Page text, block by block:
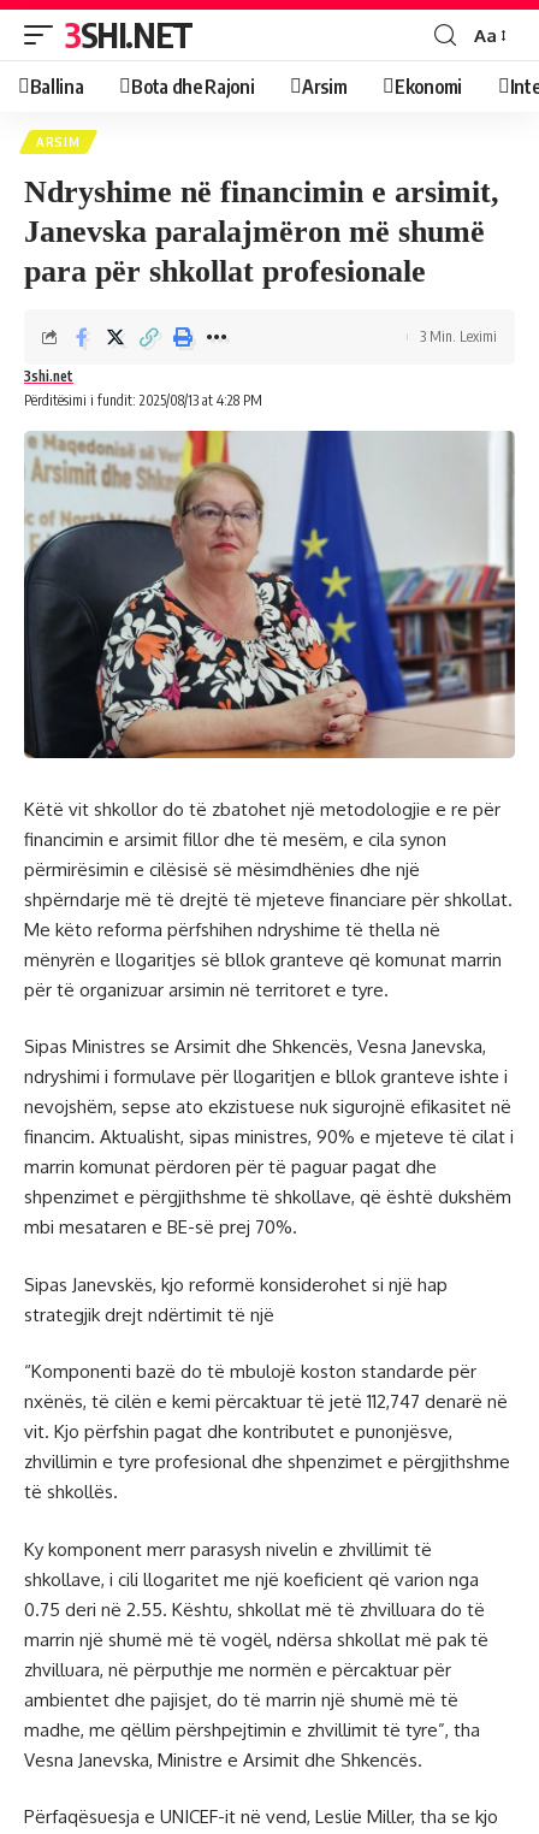
3SHI.NET Aa
Ballina Bota dhe Rajoni Arsim Ekonomi
ARSIM
Ndryshime në financimin e arsimit,
Janevska paralajmëron më shumë
para për shkollat profesionale
Përditësimi i fundit: 2025/08/13 at 4:28 PM
3shi.net
3 Min. Leximi
Këtë vit shkollor do të zbatohet një metodologjie e re për
financimin e arsimit fillor dhe të mesëm, e cila synon
përmirësimin e cilësisë së mësimdhënies dhe një
shpërndarje më të drejtë të mjeteve financiare për shkollat.
Me këto reforma përfshihen ndryshime të thella në
mënyrën e llogaritjes së bllok granteve që komunat marrin
për të organizuar arsimin në territoret e tyre.
Sipas Ministres se Arsimit dhe Shkencës, Vesna Janevska,
ndryshimi i formulave për llogaritjen e bllok granteve ishte i
nevojshëm, sepse ato ekzistuese nuk sigurojnë efikasitet në
financim. Aktualisht, sipas ministres, 90% e mjeteve të cilat i
marrin komunat përdoren për të paguar pagat dhe
shpenzimet e përgjithshme të shkollave, që është dukshëm
mbi mesataren e BE-së prej 70%.
Sipas Janevskës, kjo reformë konsiderohet si një hap
strategjik drejt ndërtimit të një
“Komponenti bazë do të mbulojë koston standarde për
nxënës, të cilën e kemi përcaktuar të jetë 112,747 denarë në
vit. Kjo përfshin pagat dhe kontributet e punonjësve,
zhvillimin e tyre profesional dhe shpenzimet e përgjithshme
të shkollës.
Ky komponent merr parasysh nivelin e zhvillimit të
shkollave, i cili llogaritet me një koeficient që varion nga
0.75 deri në 2.55. Kështu, shkollat më të zhvilluara do të
marrin një shumë më të vogël, ndërsa shkollat më pak të
zhvilluara, në përputhje me normën e përcaktuar për
ambientet dhe pajisjet, do të marrin një shumë më të
madhe, me qëllim përshpejtimin e zhvillimit të tyre”, tha
Vesna Janevska, Ministre e Arsimit dhe Shkencës.
Përfaqësuesja e UNICEF-it në vend, Leslie Miller, tha se kjo